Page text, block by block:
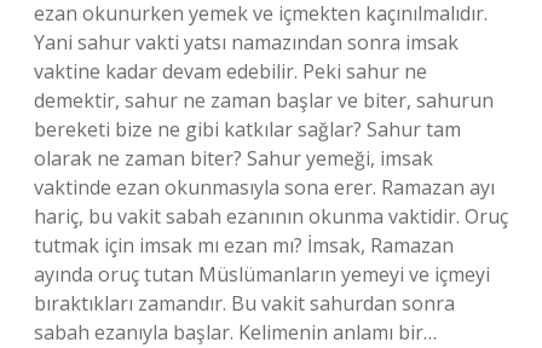
ezan okunurken yemek ve içmekten kaçınılmalıdır.
Yani sahur vakti yatsı namazından sonra imsak
vaktine kadar devam edebilir. Peki sahur ne
demektir, sahur ne zaman başlar ve biter, sahurun ​​
bereketi bize ne gibi katkılar sağlar? Sahur tam
olarak ne zaman biter? Sahur yemeği, imsak
vaktinde ezan okunmasıyla sona erer. Ramazan ayı
hariç, bu vakit sabah ezanının okunma vaktidir. Oruç
tutmak için imsak mı ezan mı? İmsak, Ramazan
ayında oruç tutan Müslümanların yemeyi ve içmeyi
bıraktıkları zamandır. Bu vakit sahurdan sonra
sabah ezanıyla başlar. Kelimenin anlamı bir…